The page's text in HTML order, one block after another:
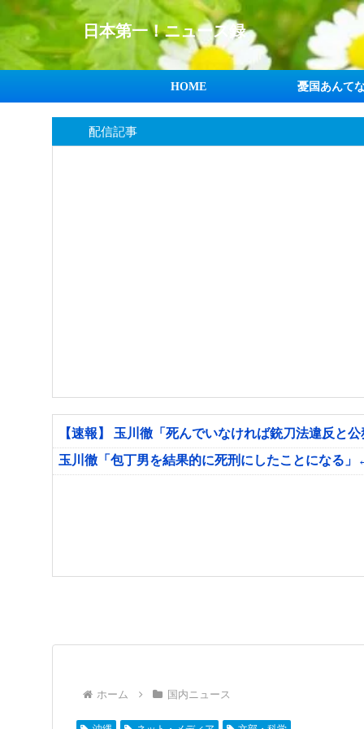
日本第一！ニュース録
HOME 憂国あんて
配信記事
【速報】 玉川徹「死んでいなければ銃刀法違反と
玉川徹「包丁男を結果的に死刑にしたことになる
ホーム 国内ニュース